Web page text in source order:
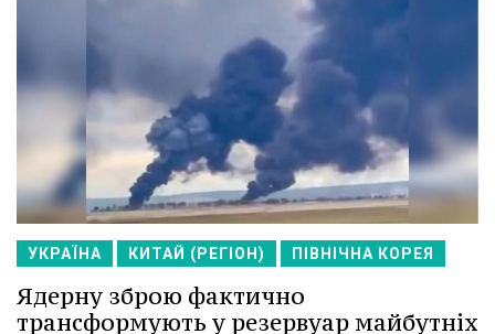
УКРАЇНА КИТАЙ (РЕГІОН) ПІВНІЧНА КОРЕЯ
Ядерну зброю фактично
трансформують у резервуар майбутніх